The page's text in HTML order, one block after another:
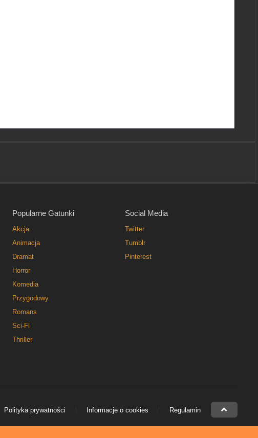
Popularne Gatunki
Akcja
Animacja
Dramat
Horror
Komedia
Przygodowy
Romans
Sci-Fi
Thriller
Social Media
Twitter
Tumblr
Pinterest
Polityka prywatności Informacje o cookies Regulamin